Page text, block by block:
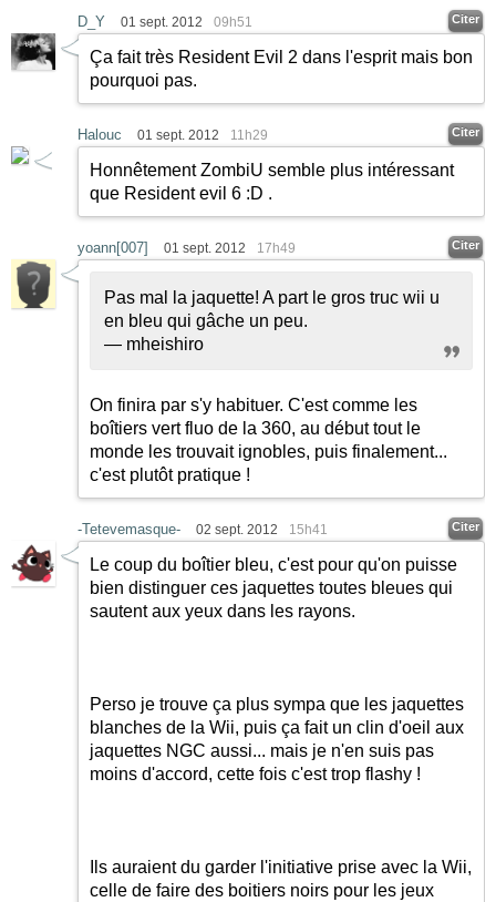
D_Y 01 sept. 2012 09h51 Citer
Ça fait très Resident Evil 2 dans l'esprit mais bon
pourquoi pas.
Halouc 01 sept. 2012 11h29 Citer
Honnêtement ZombiU semble plus intéressant
que Resident evil 6 :D .
yoann[007] 01 sept. 2012 17h49 Citer
Pas mal la jaquette! A part le gros truc wii u
en bleu qui gâche un peu.
— mheishiro
On finira par s'y habituer. C'est comme les
boîtiers vert fluo de la 360, au début tout le
monde les trouvait ignobles, puis finalement...
c'est plutôt pratique !
-Tetevemasque- 02 sept. 2012 15h41 Citer
Le coup du boîtier bleu, c'est pour qu'on puisse
bien distinguer ces jaquettes toutes bleues qui
sautent aux yeux dans les rayons.
Perso je trouve ça plus sympa que les jaquettes
blanches de la Wii, puis ça fait un clin d'oeil aux
jaquettes NGC aussi... mais je n'en suis pas
moins d'accord, cette fois c'est trop flashy !
Ils auraient du garder l'initiative prise avec la Wii,
celle de faire des boitiers noirs pour les jeux